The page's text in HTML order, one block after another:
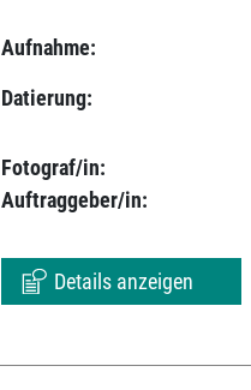
Aufnahme:
Datierung:
Fotograf/in:
Auftraggeber/in:
Details anzeigen